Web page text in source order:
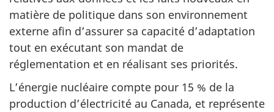
matière de politique dans son environnement
externe afin d’assurer sa capacité d’adaptation
tout en exécutant son mandat de
réglementation et en réalisant ses priorités.
L’énergie nucléaire compte pour 15 % de la
production d’électricité au Canada, et représente